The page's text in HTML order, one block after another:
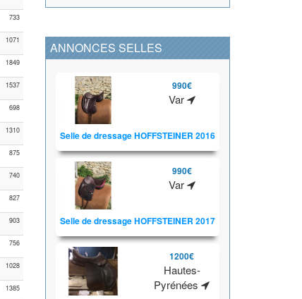
733
1071
1849
1537
698
1310
875
740
827
903
756
1028
1385
ANNONCES SELLES
990€
Var
Selle de dressage HOFFSTEINER 2016
990€
Var
Selle de dressage HOFFSTEINER 2017
1200€
Hautes-
Pyrénées